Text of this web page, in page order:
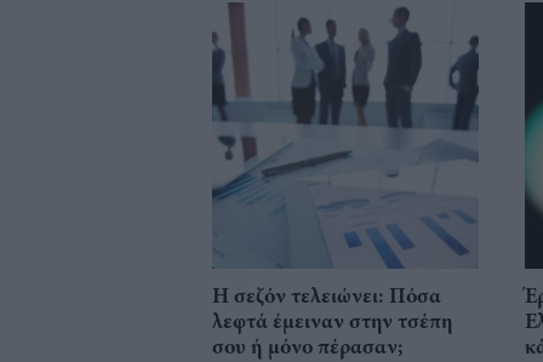
Η σεζόν τελειώνει: Πόσα
λεφτά έμειναν στην τσέπη
σου ή μόνο πέρασαν;